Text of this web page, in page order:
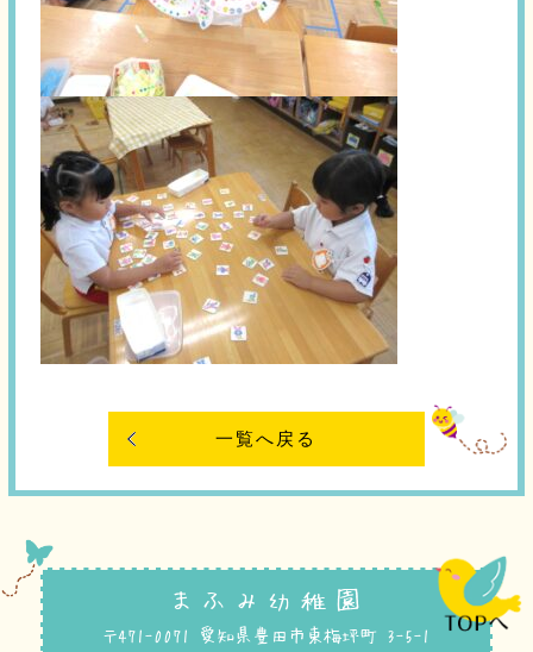
一覧へ戻る
まふみ幼稚園
〒471-0071 愛知県豊田市東梅坪町 3-5-1